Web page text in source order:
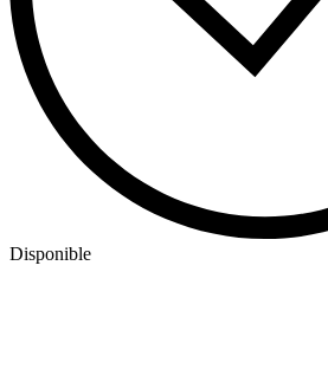
Disponible